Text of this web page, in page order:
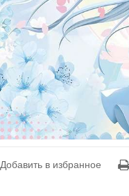
Добавить в избранное